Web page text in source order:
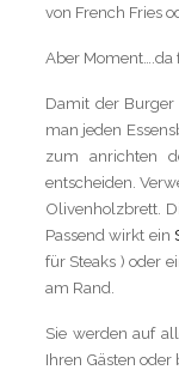
von French Fries
Aber Moment….da
Damit der
man jeden
zum anrichten
entscheiden.
Olivenholzbrett.
Passend wirkt ein
für Steaks ) oder
am Rand.
Sie werden auf
Ihren Gästen oder